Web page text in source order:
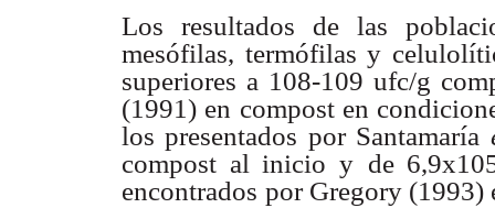
Los resultados de las
mesófilas, termófilas y
superiores a 108-109 ufc/g
(1991) en compost en
los presentados por Santamaría
compost al inicio y de
encontrados por Gregory (1993)